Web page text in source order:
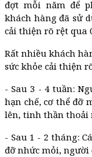
đợt mỗi năm để
khách hàng đã sử
cải thiện rõ rệt qua
Rất nhiều khách
sức khỏe cải thiện
- Sau 3 - 4 tuần:
hạn chế, cơ thể đỡ
lên, tinh thần thoải
- Sau 1 - 2 tháng:
đỡ nhức mỏi, người